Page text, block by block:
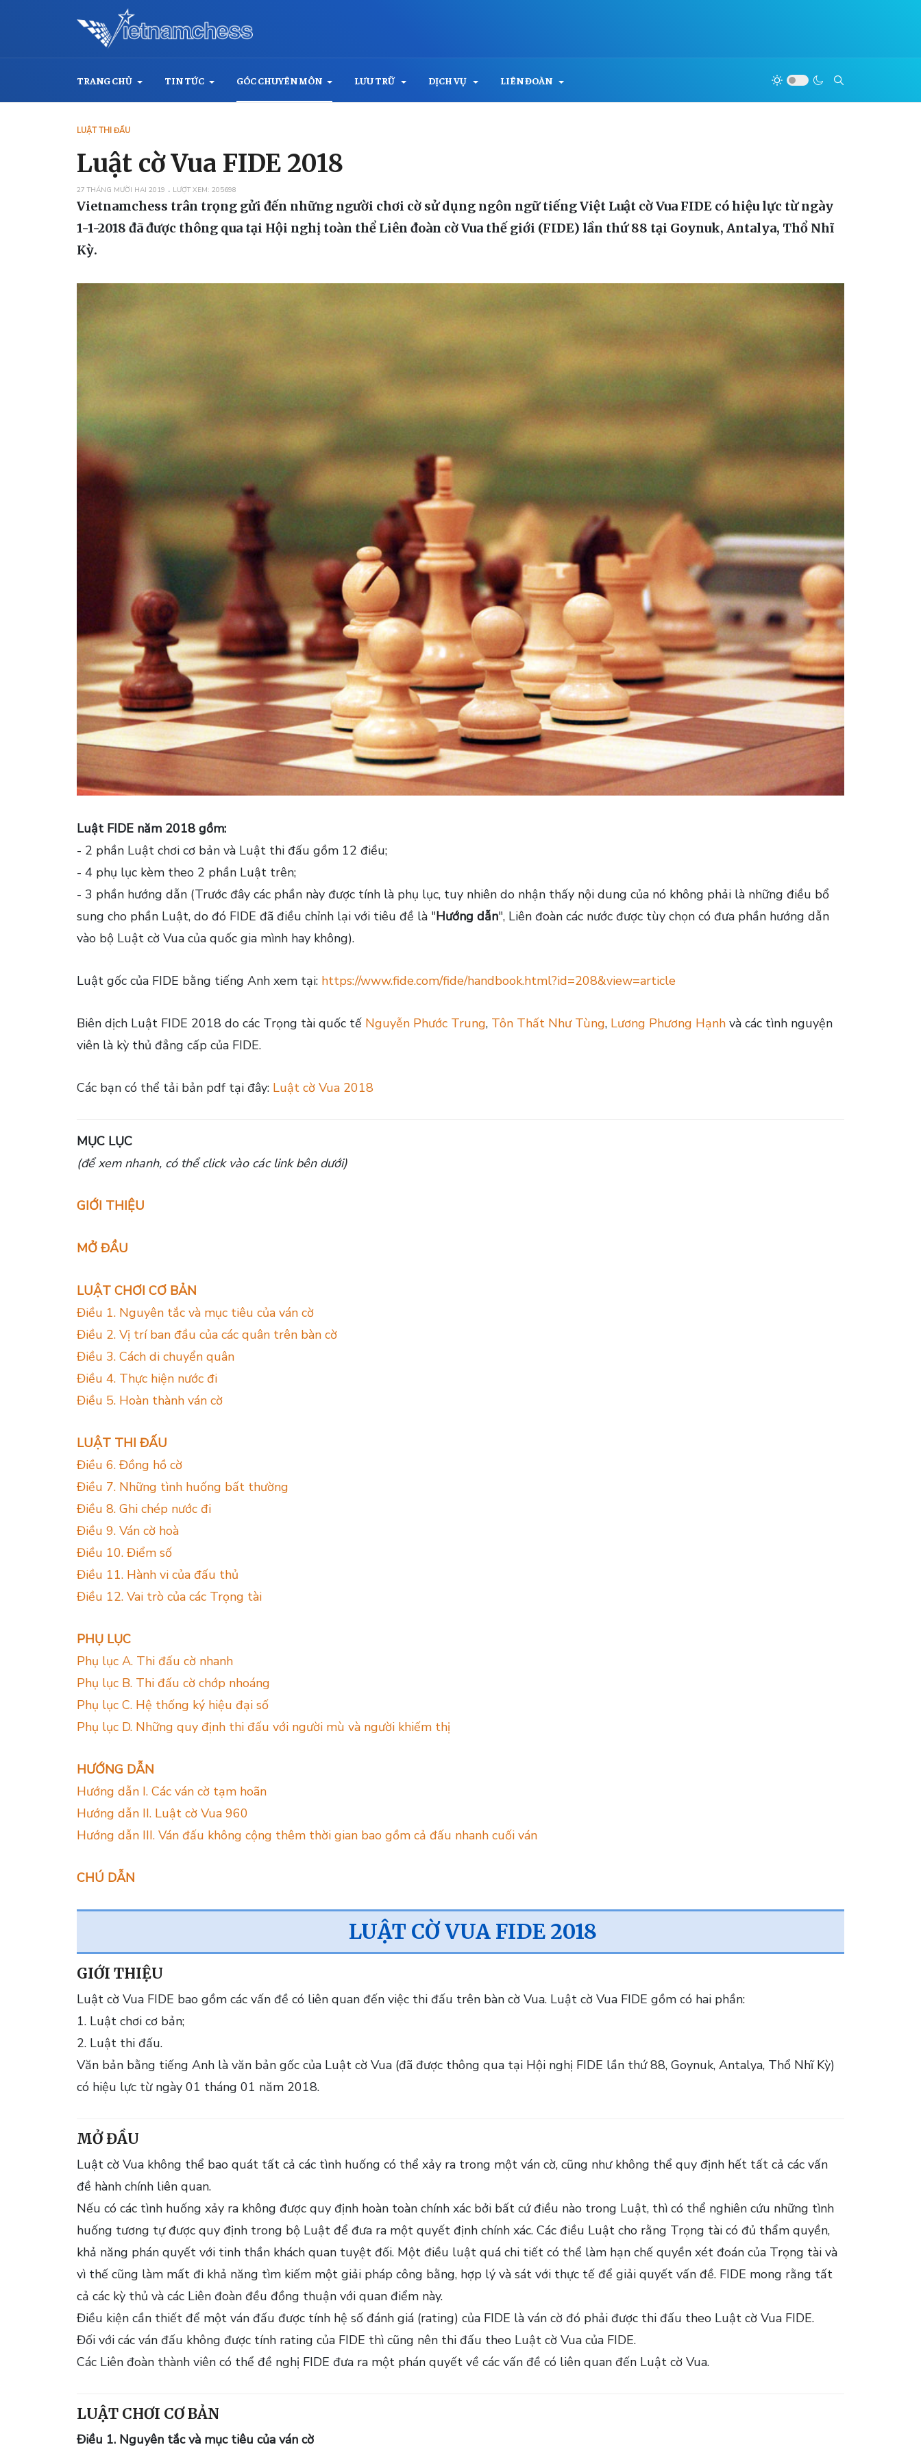
TRANG CHỦ TIN TỨC GÓC CHUYÊN MÔN LƯU TRỮ DỊCH VỤ LIÊN ĐOÀN
LUẬT THI ĐẤU
Luật cờ Vua FIDE 2018
27 THÁNG MƯỜI HAI 2019 LƯỢT XEM: 205698
Vietnamchess trân trọng gửi đến những người chơi cờ sử dụng ngôn ngữ tiếng Việt Luật cờ Vua FIDE có hiệu lực từ ngày
1-1-2018 đã được thông qua tại Hội nghị toàn thể Liên đoàn cờ Vua thế giới (FIDE) lần thứ 88 tại Goynuk, Antalya, Thổ Nhĩ
Kỳ.
Luật FIDE năm 2018 gồm:
- 2 phần Luật chơi cơ bản và Luật thi đấu gồm 12 điều;
- 4 phụ lục kèm theo 2 phần Luật trên;
- 3 phần hướng dẫn (Trước đây các phần này được tính là phụ lục, tuy nhiên do nhận thấy nội dung của nó không phải là những điều bổ
sung cho phần Luật, do đó FIDE đã điều chỉnh lại với tiêu đề là "Hướng dẫn", Liên đoàn các nước được tùy chọn có đưa phần hướng dẫn
vào bộ Luật cờ Vua của quốc gia mình hay không).
Luật gốc của FIDE bằng tiếng Anh xem tại: https://www.fide.com/fide/handbook.html?id=208&view=article
Biên dịch Luật FIDE 2018 do các Trọng tài quốc tế Nguyễn Phước Trung, Tôn Thất Như Tùng, Lương Phương Hạnh và các tình nguyện
viên là kỳ thủ đẳng cấp của FIDE.
Các bạn có thể tải bản pdf tại đây: Luật cờ Vua 2018
MỤC LỤC
(để xem nhanh, có thể click vào các link bên dưới)
GIỚI THIỆU
MỞ ĐẦU
LUẬT CHƠI CƠ BẢN
Điều 1. Nguyên tắc và mục tiêu của ván cờ
Điều 2. Vị trí ban đầu của các quân trên bàn cờ
Điều 3. Cách di chuyển quân
Điều 4. Thực hiện nước đi
Điều 5. Hoàn thành ván cờ
LUẬT THI ĐẤU
Điều 6. Đồng hồ cờ
Điều 7. Những tình huống bất thường
Điều 8. Ghi chép nước đi
Điều 9. Ván cờ hoà
Điều 10. Điểm số
Điều 11. Hành vi của đấu thủ
Điều 12. Vai trò của các Trọng tài
PHỤ LỤC
Phụ lục A. Thi đấu cờ nhanh
Phụ lục B. Thi đấu cờ chớp nhoáng
Phụ lục C. Hệ thống ký hiệu đại số
Phụ lục D. Những quy định thi đấu với người mù và người khiếm thị
HƯỚNG DẪN
Hướng dẫn I. Các ván cờ tạm hoãn
Hướng dẫn II. Luật cờ Vua 960
Hướng dẫn III. Ván đấu không cộng thêm thời gian bao gồm cả đấu nhanh cuối ván
CHÚ DẪN
LUẬT CỜ VUA FIDE 2018
GIỚI THIỆU
Luật cờ Vua FIDE bao gồm các vấn đề có liên quan đến việc thi đấu trên bàn cờ Vua. Luật cờ Vua FIDE gồm có hai phần:
1. Luật chơi cơ bản;
2. Luật thi đấu.
Văn bản bằng tiếng Anh là văn bản gốc của Luật cờ Vua (đã được thông qua tại Hội nghị FIDE lần thứ 88, Goynuk, Antalya, Thổ Nhĩ Kỳ)
có hiệu lực từ ngày 01 tháng 01 năm 2018.
MỞ ĐẦU
Luật cờ Vua không thể bao quát tất cả các tình huống có thể xảy ra trong một ván cờ, cũng như không thể quy định hết tất cả các vấn
đề hành chính liên quan.
Nếu có các tình huống xảy ra không được quy định hoàn toàn chính xác bởi bất cứ điều nào trong Luật, thì có thể nghiên cứu những tình
huống tương tự được quy định trong bộ Luật để đưa ra một quyết định chính xác. Các điều Luật cho rằng Trọng tài có đủ thẩm quyền,
khả năng phán quyết với tinh thần khách quan tuyệt đối. Một điều luật quá chi tiết có thể làm hạn chế quyền xét đoán của Trọng tài và
vì thế cũng làm mất đi khả năng tìm kiếm một giải pháp công bằng, hợp lý và sát với thực tế để giải quyết vấn đề. FIDE mong rằng tất
cả các kỳ thủ và các Liên đoàn đều đồng thuận với quan điểm này.
Điều kiện cần thiết để một ván đấu được tính hệ số đánh giá (rating) của FIDE là ván cờ đó phải được thi đấu theo Luật cờ Vua FIDE.
Đối với các ván đấu không được tính rating của FIDE thì cũng nên thi đấu theo Luật cờ Vua của FIDE.
Các Liên đoàn thành viên có thể đề nghị FIDE đưa ra một phán quyết về các vấn đề có liên quan đến Luật cờ Vua.
LUẬT CHƠI CƠ BẢN
Điều 1. Nguyên tắc và mục tiêu của ván cờ